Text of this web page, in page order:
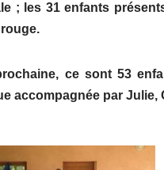
; les 31 enfants
ce sont 53
accompagnée par Julie,